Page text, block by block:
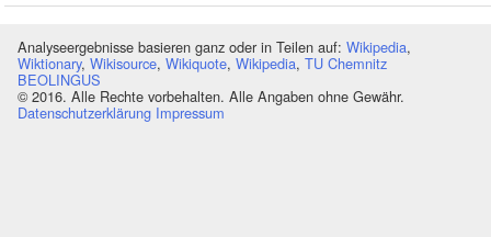
Analyseergebnisse basieren ganz oder in Teilen auf: Wikipedia,
Wiktionary, Wikisource, Wikiquote, Wikipedia, TU Chemnitz
BEOLINGUS
© 2016. Alle Rechte vorbehalten. Alle Angaben ohne Gewähr.
Datenschutzerklärung Impressum